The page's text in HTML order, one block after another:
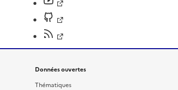
Données ouvertes
Thématiques